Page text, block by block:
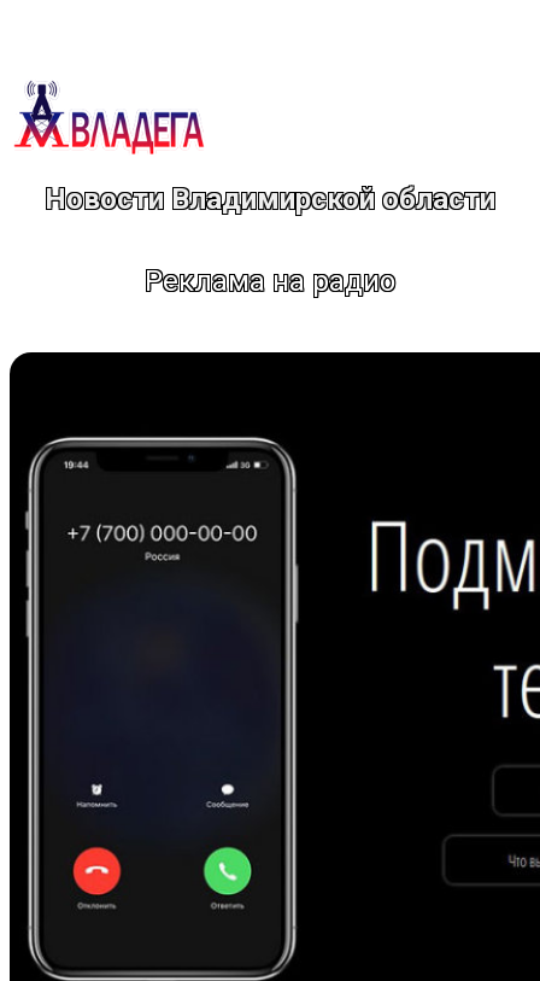
Новости Владимирской области
Реклама на радио